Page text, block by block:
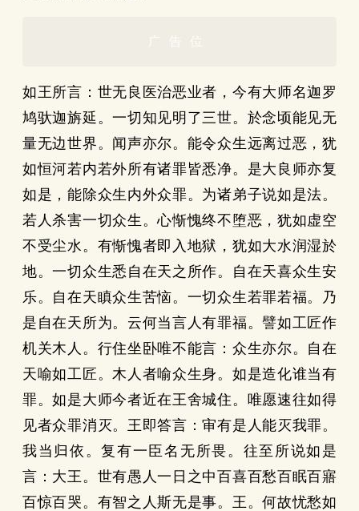
广告位
如王所言：世无良医治恶业者，今有大师名迦罗
鸠驮迦旃延。一切知见明了三世。於念顷能见无
量无边世界。闻声亦尔。能令众生远离过恶，犹
如恒河若内若外所有诸罪皆悉净。是大良师亦复
如是，能除众生内外众罪。为诸弟子说如是法。
若人杀害一切众生。心惭愧终不堕恶，犹如虚空
不受尘水。有惭愧者即入地狱，犹如大水润湿於
地。一切众生悉自在天之所作。自在天喜众生安
乐。自在天瞋众生苦恼。一切众生若罪若福。乃
是自在天所为。云何当言人有罪福。譬如工匠作
机关木人。行住坐卧唯不能言：众生亦尔。自在
天喻如工匠。木人者喻众生身。如是造化谁当有
罪。如是大师今者近在王舍城住。唯愿速往如得
见者众罪消灭。王即答言：审有是人能灭我罪。
我当归依。复有一臣名无所畏。往至所说如是
言：大王。世有愚人一日之中百喜百愁百眠百寤
百惊百哭。有智之人斯无是事。王。何故忧愁如